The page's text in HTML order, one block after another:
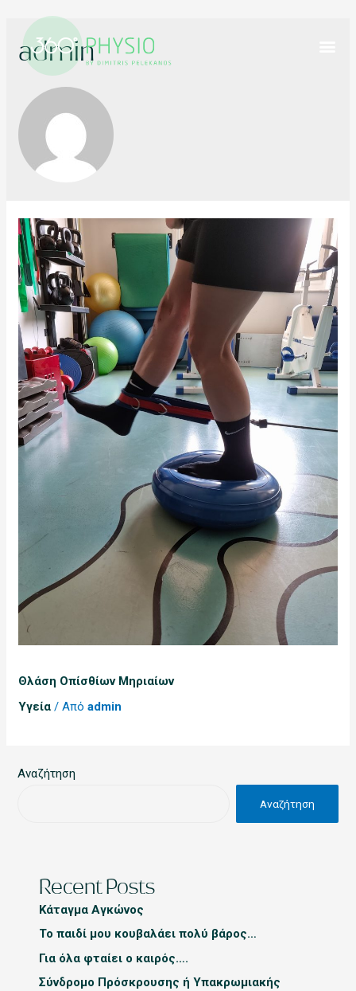
admin
Θλάση Οπίσθίων Μηριαίων
Υγεία / Απόadmin
Αναζήτηση
Αναζήτηση
Recent Posts
Κάταγμα Αγκώνος
Το παιδί μου κουβαλάει πολύ βάρος…
Για όλα φταίει ο καιρός….
Σύνδρομο Πρόσκρουσης ή Υπακρωμιακής